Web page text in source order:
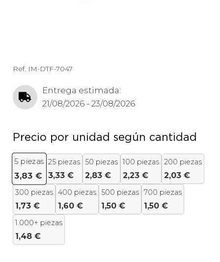
Ref. IM-DTF-7047
Entrega estimada:
21/08/2026 - 23/08/2026
Precio por unidad según cantidad
5 piezas
3,83 €
25 piezas
3,33 €
50 piezas
2,83 €
100 piezas
2,23 €
200 piezas
2,03 €
300 piezas
1,73 €
400 piezas
1,60 €
500 piezas
1,50 €
700 piezas
1,50 €
1.000+ piezas
1,48 €